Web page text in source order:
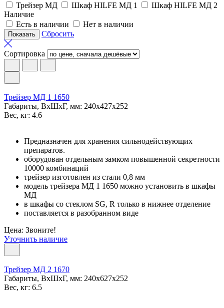
Трейзер МД
Шкаф HILFE МД 1
Шкаф HILFE МД 2
Наличие
Есть в наличии
Нет в наличии
Сбросить
Сортировка
Трейзер МД 1 1650
Габариты, ВxШxГ, мм: 240x427x252
Вес, кг: 4.6
Предназначен для хранения сильнодействующих
препаратов.
оборудован отдельным замком повышенной секретности
10000 комбинаций
трейзер изготовлен из стали 0,8 мм
модель трейзера MД 1 1650 можно установить в шкафы
MД
в шкафы со стеклом SG, R только в нижнее отделение
поставляется в разобранном виде
Цена: Звоните!
Уточнить наличие
Трейзер MД 2 1670
Габариты, ВxШxГ, мм: 240x627x252
Вес, кг: 6.5